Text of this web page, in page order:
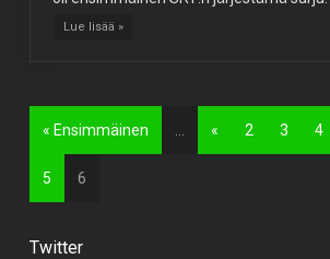
Lue lisää »
« Ensimmäinen « 2 3 4
5 6
Twitter